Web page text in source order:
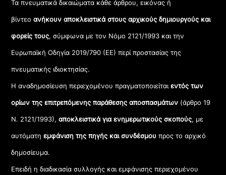
Τα πνευματικά δικαιώματα κάθε άρθρου, εικόνας ή
βίντεοανήκουν αποκλειστικά στους αρχικούς δημιουργούς και
φορείς τους, σύμφωνα με τον Νόμο 2121/1993 και την
Ευρωπαϊκή Οδηγία 2019/790 (ΕΕ) περί προστασίας της
πνευματικής ιδιοκτησίας.
Η αναδημοσίευση περιεχομένου πραγματοποιείταιεντός των
ορίων της επιτρεπόμενης παράθεσης αποσπασμάτων (άρθρο 19
Ν. 2121/1993), αποκλειστικά για ενημερωτικούς σκοπούς, με
αυτόματηεμφάνιση της πηγής και συνδέσμου προς το αρχικό
δημοσίευμα.
Επειδή η διαδικασία συλλογής και εμφάνισης περιεχομένου